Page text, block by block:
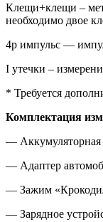
Клещи+клещи –
необходимо двое
4p импульс —
I утечки –
* Требуется
Комплектация
— Аккумуляторная
— Адаптер
— Зажим
— Зарядное